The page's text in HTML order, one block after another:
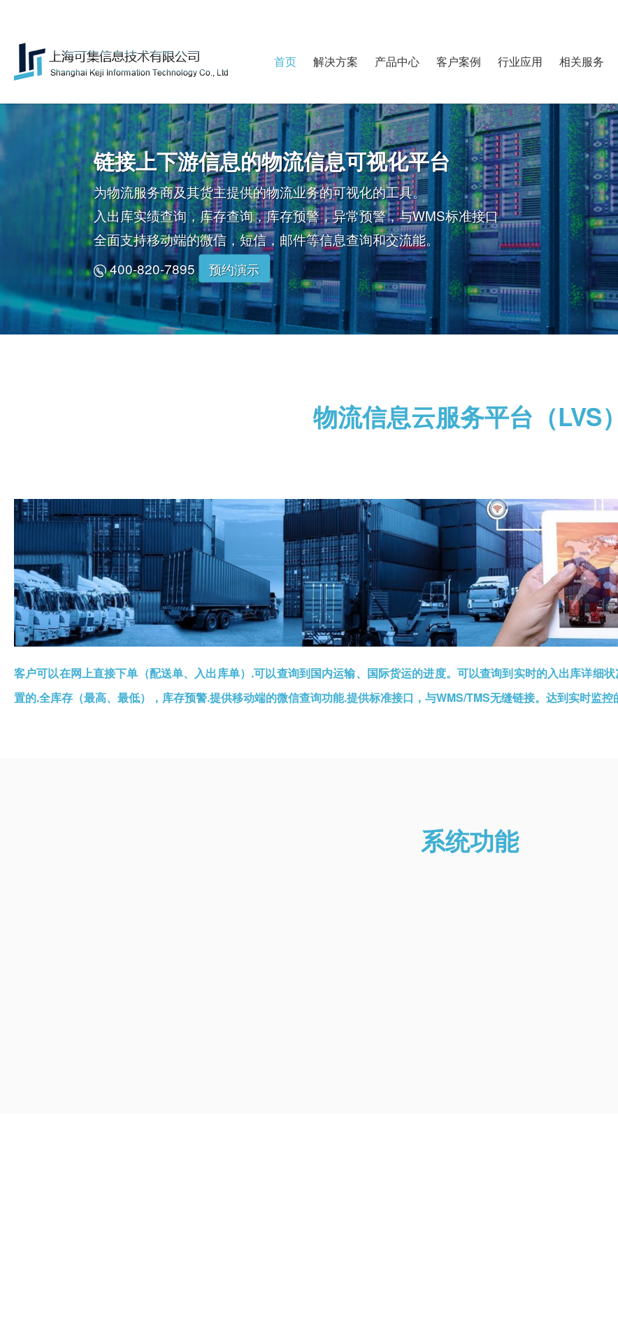
首页 解决方案 产品中心 客户案例 行业应用 相关服务
链接上下游信息的物流信息可视化平台
为物流服务商及其货主提供的物流业务的可视化的工具。
入出库实绩查询，库存查询，库存预警，异常预警，与WMS标准接口
全面支持移动端的微信，短信，邮件等信息查询和交流能。
 400-820-7895 预约演示
物流信息云服务平台（LVS）
客户可以在网上直接下单（配送单、入出库单）.可以查询到国内运输、国际货运的进度。可以查询到实时的入出库详细
置的.全库存（最高、最低），库存预警.提供移动端的微信查询功能.提供标准接口，与WMS/TMS无缝链接。达到实时监控
系统功能